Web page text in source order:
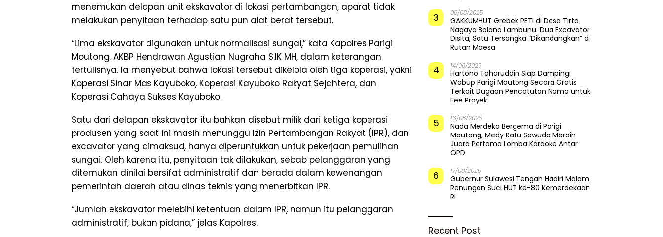
menemukan delapan unit ekskavator di lokasi pertambangan, aparat tidak
melakukan penyitaan terhadap satu pun alat berat tersebut.
“Lima ekskavator digunakan untuk normalisasi sungai,” kata Kapolres Parigi
Moutong, AKBP Hendrawan Agustian Nugraha S.IK MH, dalam keterangan
tertulisnya. Ia menyebut bahwa lokasi tersebut dikelola oleh tiga koperasi, yakni
Koperasi Sinar Mas Kayuboko, Koperasi Kayuboko Rakyat Sejahtera, dan
Koperasi Cahaya Sukses Kayuboko.
Satu dari delapan ekskavator itu bahkan disebut milik dari ketiga koperasi
produsen yang saat ini masih menunggu Izin Pertambangan Rakyat (IPR), dan
excavator yang dimaksud, hanya diperuntukkan untuk pekerjaan pemulihan
sungai. Oleh karena itu, penyitaan tak dilakukan, sebab pelanggaran yang
ditemukan dinilai bersifat administratif dan berada dalam kewenangan
pemerintah daerah atau dinas teknis yang menerbitkan IPR.
“Jumlah ekskavator melebihi ketentuan dalam IPR, namun itu pelanggaran
administratif, bukan pidana,” jelas Kapolres.
3 08/08/2025
GAKKUMHUT Grebek PETI di Desa Tirta
Nagaya Bolano Lambunu. Dua Excavator
Disita, Satu Tersangka “Dikandangkan” di
Rutan Maesa
4 14/08/2025
Hartono Taharuddin Siap Dampingi
Wabup Parigi Moutong Secara Gratis
Terkait Dugaan Pencatutan Nama untuk
Fee Proyek
5 16/08/2025
Nada Merdeka Bergema di Parigi
Moutong, Medy Ratu Sawuda Meraih
Juara Pertama Lomba Karaoke Antar
OPD
6 17/08/2025
Gubernur Sulawesi Tengah Hadiri Malam
Renungan Suci HUT ke-80 Kemerdekaan
RI
Recent Post